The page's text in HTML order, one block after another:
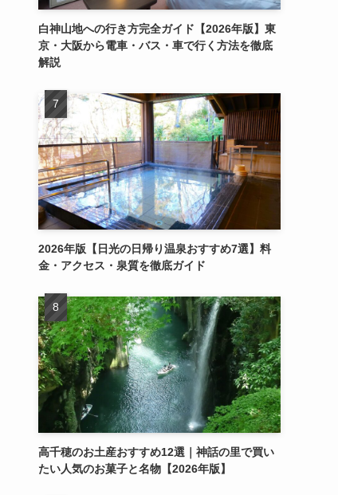
白神山地への行き方完全ガイド【2026年版】東
京・大阪から電車・バス・車で行く方法を徹底
解説
2026年版【日光の日帰り温泉おすすめ7選】料
金・アクセス・泉質を徹底ガイド
高千穂のお土産おすすめ12選｜神話の里で買い
たい人気のお菓子と名物【2026年版】